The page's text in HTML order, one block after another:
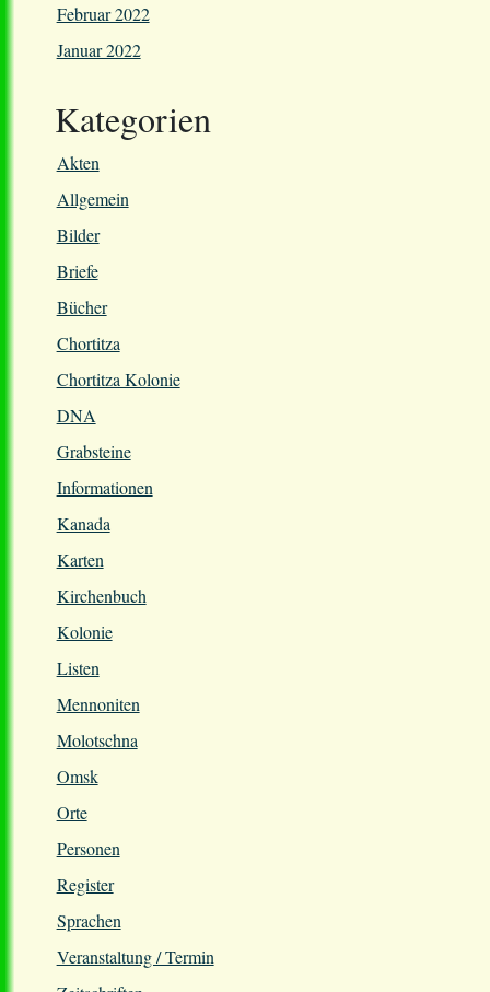
Februar 2022
Januar 2022
Kategorien
Akten
Allgemein
Bilder
Briefe
Bücher
Chortitza
Chortitza Kolonie
DNA
Grabsteine
Informationen
Kanada
Karten
Kirchenbuch
Kolonie
Listen
Mennoniten
Molotschna
Omsk
Orte
Personen
Register
Sprachen
Veranstaltung / Termin